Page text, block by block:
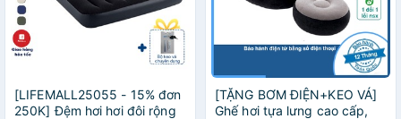
[LIFEMALL25055 - 15% đơn
250K] Đệm hơi hơi đôi rộng
[TẶNG BƠM ĐIỆN+KEO VÁ]
Ghế hơi tựa lưng cao cấp,